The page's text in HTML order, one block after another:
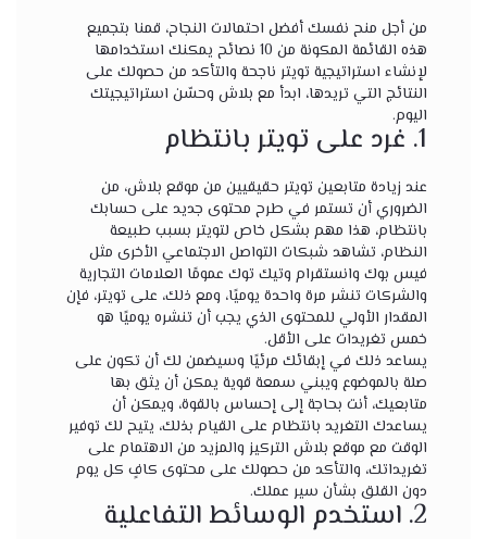
من أجل منح نفسك أفضل احتمالات النجاح، قمنا بتجميع
هذه القائمة المكونة من 10 نصائح يمكنك استخدامها
لإنشاء استراتيجية تويتر ناجحة والتأكد من حصولك على
النتائج التي تريدها، ابدأ مع بلاش وحسّن استراتيجيتك
اليوم.
1. غرد على تويتر بانتظام
عند زيادة متابعين تويتر حقيقيين من موقع بلاش، من
الضروري أن تستمر في طرح محتوى جديد على حسابك
بانتظام، هذا مهم بشكل خاص لتويتر بسبب طبيعة
النظام، تشاهد شبكات التواصل الاجتماعي الأخرى مثل
فيس بوك وانستقرام وتيك توك عمومًا العلامات التجارية
والشركات تنشر مرة واحدة يوميًا، ومع ذلك، على تويتر، فإن
المقدار الأولي للمحتوى الذي يجب أن تنشره يوميًا هو
خمس تغريدات على الأقل.
يساعد ذلك في إبقائك مرئيًا وسيضمن لك أن تكون على
صلة بالموضوع ويبني سمعة قوية يمكن أن يثق بها
متابعيك، أنت بحاجة إلى إحساس بالقوة، ويمكن أن
يساعدك التغريد بانتظام على القيام بذلك، يتيح لك توفير
الوقت مع موقع بلاش التركيز والمزيد من الاهتمام على
تغريداتك، والتأكد من حصولك على محتوى كافٍ كل يوم
دون القلق بشأن سير عملك.
2. استخدم الوسائط التفاعلية